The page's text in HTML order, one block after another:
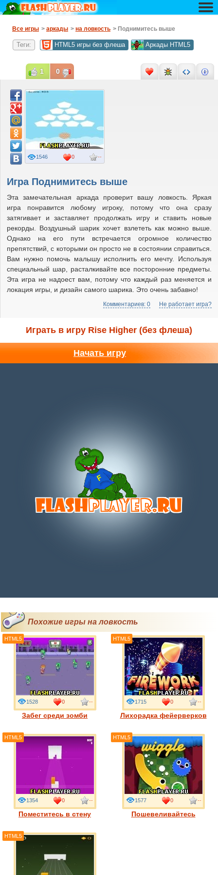
Все игры > аркады > на ловкость > Поднимитесь выше
Теги: HTML5 игры без флеша Аркады HTML5
Игра Поднимитесь выше
Эта замечательная аркада проверит вашу ловкость. Яркая
игра понравится любому игроку, потому что она сразу
затягивает и заставляет продолжать игру и ставить новые
рекорды. Воздушный шарик хочет взлететь как можно выше.
Однако на его пути встречается огромное количество
препятствий, с которыми он просто не в состоянии справиться.
Вам нужно помочь малышу исполнить его мечту. Используя
специальный шар, расталкивайте все посторонние предметы.
Эта игра не надоест вам, потому что каждый раз меняется и
локация игры, и дизайн самого шарика. Это очень забавно!
Комментариев: 0 Не работает игра?
--
1546 0
1 0
Играть в игру Rise Higher (без флеша)
Начать игру
Похожие игры на ловкость
Забег среди зомби
1528 0 --
HTML5
Лихорадка фейерверков
1715 0 --
HTML5
Поместитесь в стену
1354 0 --
HTML5
Пошевеливайтесь
1577 0 --
HTML5
HTML5